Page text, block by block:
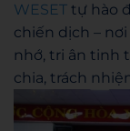
WESET tự hào
chiến dịch –
nhớ, tri ân tinh
chia, trách